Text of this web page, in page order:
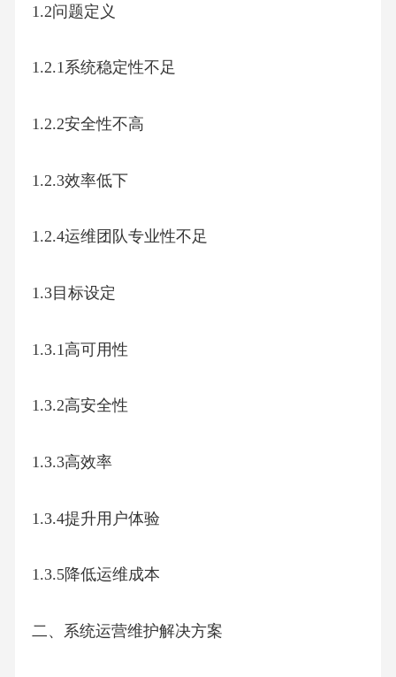
1.2问题定义
1.2.1系统稳定性不足
1.2.2安全性不高
1.2.3效率低下
1.2.4运维团队专业性不足
1.3目标设定
1.3.1高可用性
1.3.2高安全性
1.3.3高效率
1.3.4提升用户体验
1.3.5降低运维成本
二、系统运营维护解决方案